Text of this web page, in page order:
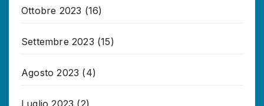
Ottobre 2023 (16)
Settembre 2023 (15)
Agosto 2023 (4)